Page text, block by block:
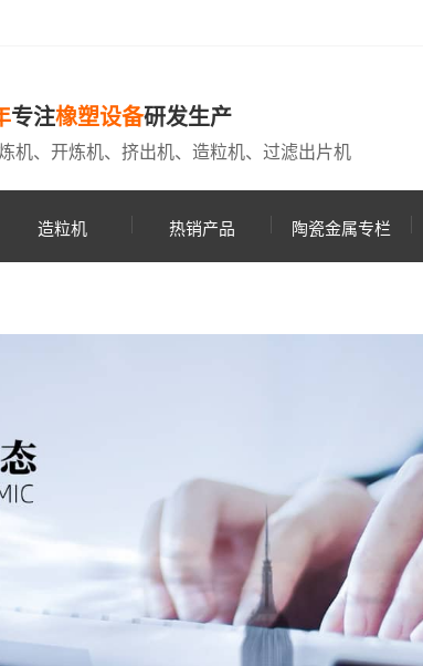
专注橡塑设备研发生产
机、开炼机、挤出机、造粒机、过滤出片机
造粒机 热销产品 陶瓷金属专栏